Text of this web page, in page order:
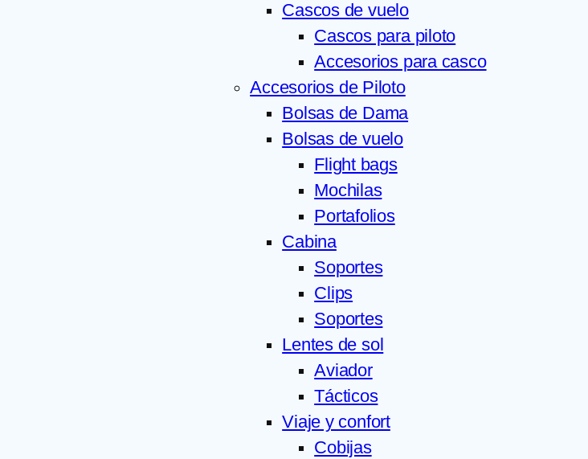
Cascos de vuelo
Cascos para piloto
Accesorios para casco
Accesorios de Piloto
Bolsas de Dama
Bolsas de vuelo
Flight bags
Mochilas
Portafolios
Cabina
Soportes
Clips
Soportes
Lentes de sol
Aviador
Tácticos
Viaje y confort
Cobijas